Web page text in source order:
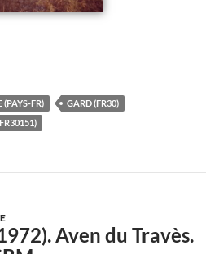
(PAYS-FR)
GARD (FR30)
Aven du Travès.